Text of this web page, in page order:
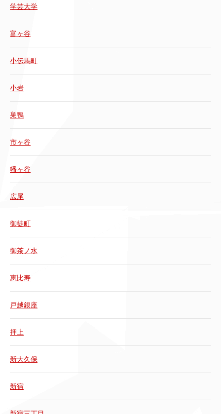
学芸大学
富ヶ谷
小伝馬町
小岩
巣鴨
市ヶ谷
幡ヶ谷
広尾
御徒町
御茶ノ水
恵比寿
戸越銀座
押上
新大久保
新宿